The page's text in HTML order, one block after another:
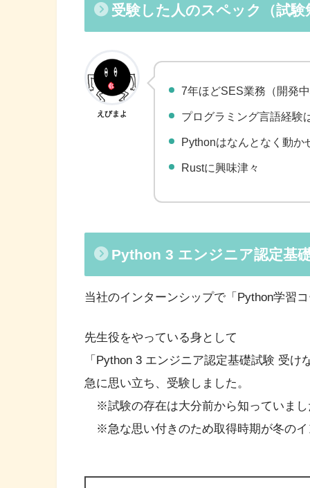
受験した人のスペック（試験
えびまよ
7年ほどSES業務（開発
プログラミング言語経験
Pythonはなんとなく動か
Rustに興味津々
Python 3 エンジニア認定基
当社のインターンシップで「Python学習
先生役をやっている身として
「Python 3 エンジニア認定基礎試験 受け
急に思い立ち、受験しました。
※試験の存在は大分前から知っていまし
※急な思い付きのため取得時期が冬の